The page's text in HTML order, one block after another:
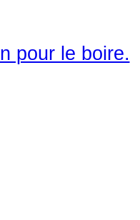
pour le boire.